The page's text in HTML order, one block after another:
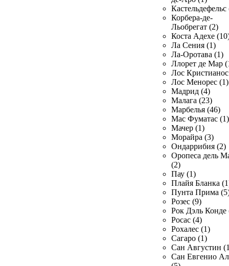
Кастельдефельс
Корбера-де-
Льобрегат (2)
Коста Адехе
Ла Сения (1)
Ла-Оротава (1)
Ллорет де Мар
Лос
Лос Менорес (1)
Мадрид (4)
Малага (23)
Марбелья (46)
Мас Фуматас (1)
Мачер (1)
Морайра (3)
Ондаррибия (2)
Оропеса дель
(2)
Пау (1)
Плайя Бланка
Пунта Прима
Розес (9)
Рок Дэль Конде
Росас (4)
Рохалес (1)
Сагаро (1)
Сан Августин
Сан Евгенио